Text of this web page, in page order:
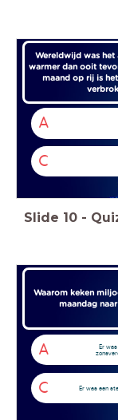
Wereldwijd was het
warmer dan ooit
maand op rij is
A
C
Slide 10 -
Waarom keken
maandag
A
Er
C Er was een